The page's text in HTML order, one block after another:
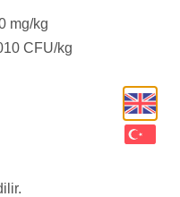
mg/kg
CFU/kg